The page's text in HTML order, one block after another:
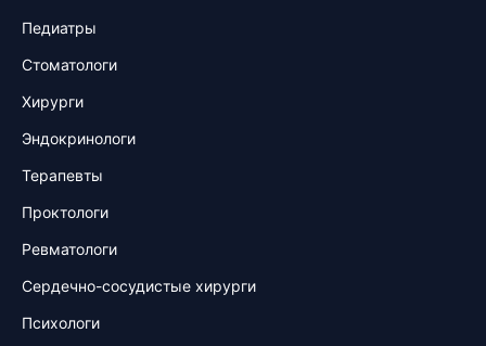
Педиатры
Стоматологи
Хирурги
Эндокринологи
Терапевты
Проктологи
Ревматологи
Сердечно-сосудистые хирурги
Психологи